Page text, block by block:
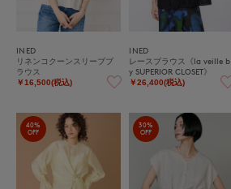
INED
リネンコクーンスリーブブ
ラウス
￥16,500(税込)
INED
レースブラウス《la veille b
y SUPERIOR CLOSET》
￥26,400(税込)
40%
OFF
30%
OFF